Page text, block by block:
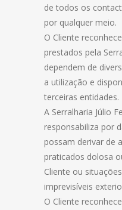
de todos os
por qualquer meio.
O Cliente
prestados pela
dependem de
a utilização e
terceiras entidades.
A Serralharia Júlio
responsabiliza por
possam derivar de
praticados dolosa
Cliente ou
imprevisíveis
O Cliente